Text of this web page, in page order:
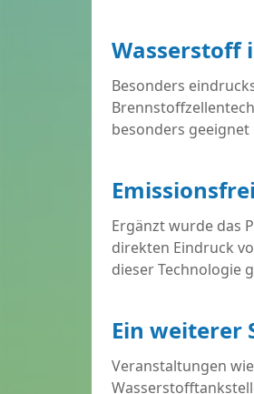
Wasserstoff
Besonders
besonders geeignet
Ergänzt wurde das
direkten Eindruck
dieser Technologie
Ein weiterer
Veranstaltungen